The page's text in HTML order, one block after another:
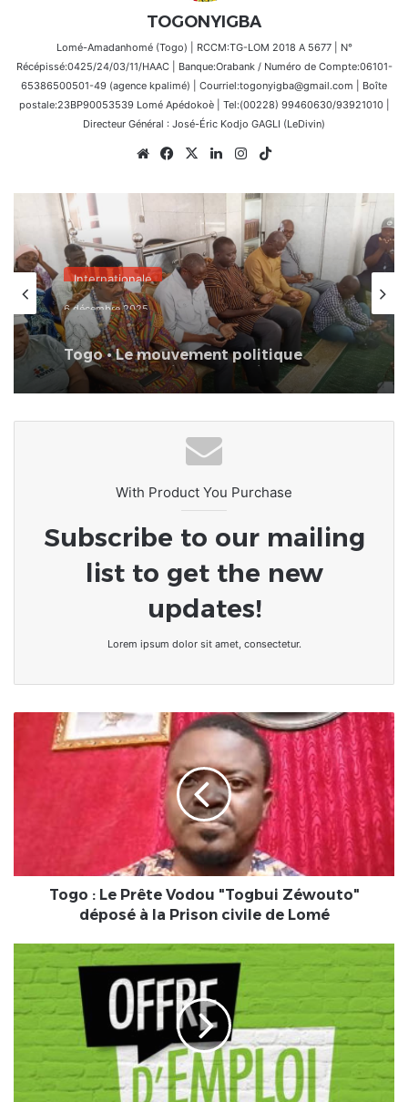
TOGONYIGBA
Lomé-Amadanhomé (Togo) | RCCM:TG-LOM 2018 A 5677 | N°
Récépissé:0425/24/03/11/HAAC | Banque:Orabank / Numéro de Compte:06101-
65386500501-49 (agence kpalimé) | Courriel:togonyigba@gmail.com | Boîte
postale:23BP90053539 Lomé Apédokoè | Tel:(00228) 99460630/93921010 |
Directeur Général : José-Éric Kodjo GAGLI (LeDivin)
WebsiteFacebook
X LinkedinInstagram
Internationale
6 décembre 2025
Togo • Le mouvement politique
« TOVIA » exprime sa gratitude
envers Allah
With Product You Purchase
Subscribe to our mailing
list to get the new
updates!
Lorem ipsum dolor sit amet, consectetur.
à
Lomé
Togo : Le Prête Vodou "Togbui Zéwouto"
déposé à la Prison civile de Lomé
Offre
d'emploi:
société
de